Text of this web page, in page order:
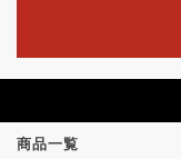
商品一覧